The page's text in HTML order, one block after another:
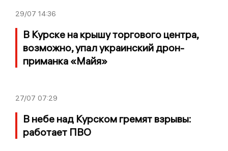
29/07 14:36
В Курске на крышу торгового центра,
возможно, упал украинский дрон-
приманка «Майя»
27/07 07:29
В небе над Курском гремят взрывы:
работает ПВО